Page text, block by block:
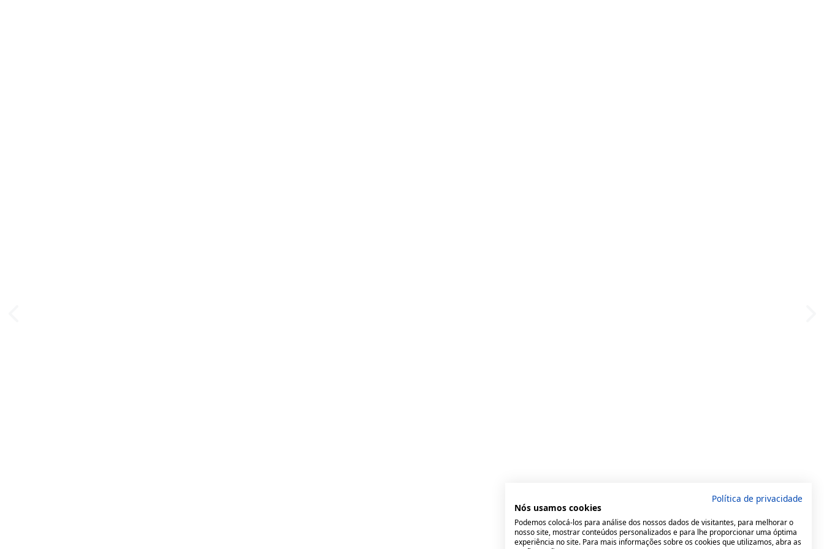
Política de privacidade
Nós usamos cookies
Podemos colocá-los para análise dos nossos dados de visitantes, para melhorar o
nosso site, mostrar conteúdos personalizados e para lhe proporcionar uma óptima
experiência no site. Para mais informações sobre os cookies que utilizamos, abra as